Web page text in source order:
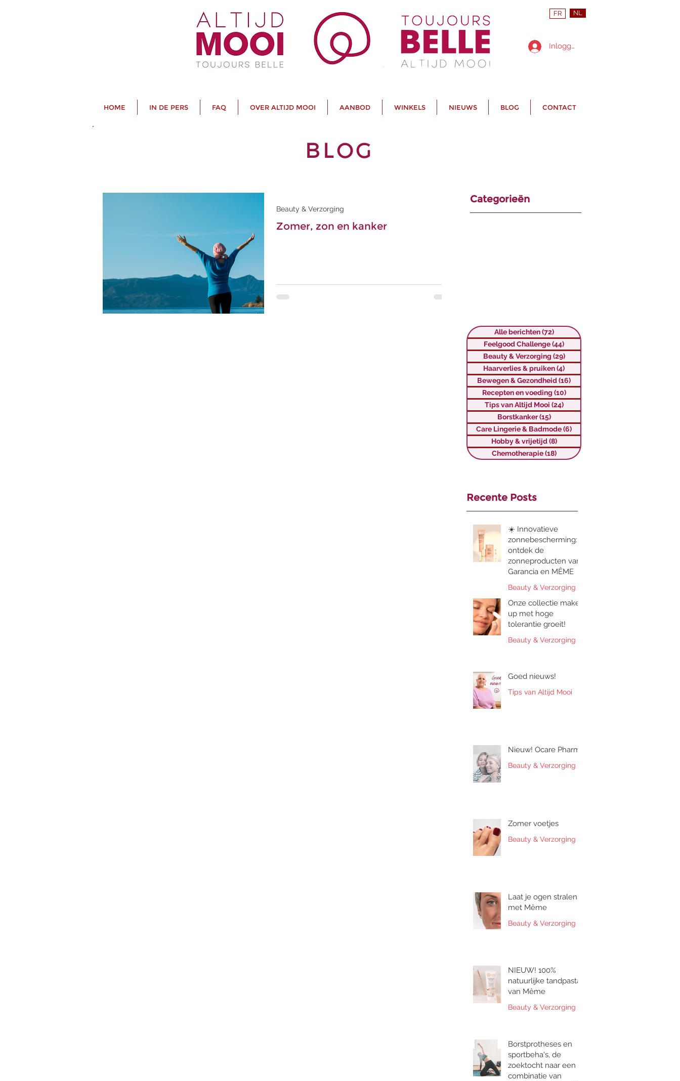
FR NL
Inloggen
HOME IN DE PERS FAQ OVER ALTIJD MOOI AANBOD WINKELS NIEUWS BLOG CONTACT
BLOG
Zomer, zon en kanker
Beauty & Verzorging
Categorieën
Alle berichten (72)72 posts
Feelgood Challenge(44)
Beauty & Verzorging (29)29 posts
Haarverlies & pruiken(4)
Bewegen & Gezondheid(16)
Recepten en voeding (10)10 posts
Tips van Altijd Mooi (24)24 posts
Borstkanker (15)15 posts
Care Lingerie & Badmode(6)
Hobby & vrijetijd (8)8 posts
Chemotherapie (18)18 posts
Recente Posts
☀️ Innovatieve
zonnebescherming:
ontdek de
zonneproducten van
Garancia en MÊME
Beauty & Verzorging
Onze collectie make-
up met hoge
tolerantie groeit!
Beauty & Verzorging
Goed nieuws!
Tips van Altijd Mooi
Nieuw! Ocare Pharma
Beauty & Verzorging
Zomer voetjes
Beauty & Verzorging
Laat je ogen stralen
met Même
Beauty & Verzorging
NIEUW! 100%
natuurlijke tandpasta
van Même
Beauty & Verzorging
Borstprotheses en
sportbeha's, de
zoektocht naar een
combinatie van